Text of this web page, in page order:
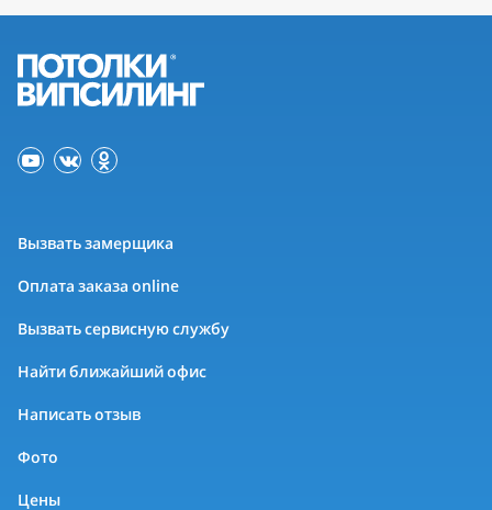
Вызвать замерщика
Оплата заказа online
Вызвать сервисную службу
Найти ближайший офис
Написать отзыв
Фото
Цены